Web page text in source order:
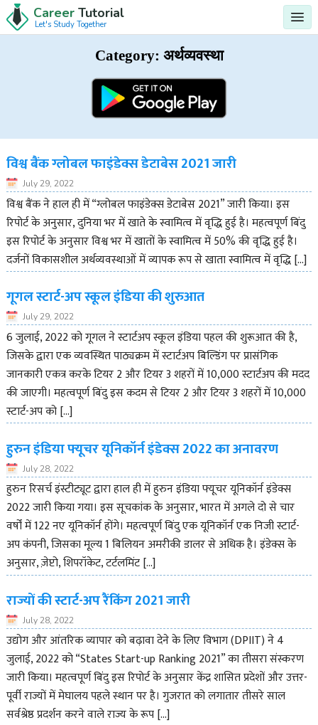
Career Tutorial
Let's Study Together
Category: अर्थव्यवस्था
विश्व बैंक ग्लोबल फाइंडेक्स डेटाबेस 2021 जारी
July 29, 2022
विश्व बैंक ने हाल ही में “ग्लोबल फाइंडेक्स डेटाबेस 2021” जारी किया। इस
रिपोर्ट के अनुसार, दुनिया भर में खाते के स्वामित्व में वृद्धि हुई है। महत्वपूर्ण बिंदु
इस रिपोर्ट के अनुसार विश्व भर में खातों के स्वामित्व में 50% की वृद्धि हुई है।
दर्जनों विकासशील अर्थव्यवस्थाओं में व्यापक रूप से खाता स्वामित्व में वृद्धि […]
गूगल स्टार्ट-अप स्कूल इंडिया की शुरुआत
July 29, 2022
6 जुलाई, 2022 को गूगल ने स्टार्टअप स्कूल इंडिया पहल की शुरूआत की है,
जिसके द्वारा एक व्यवस्थित पाठ्यक्रम में स्टार्टअप बिल्डिंग पर प्रासंगिक
जानकारी एकत्र करके टियर 2 और टियर 3 शहरों में 10,000 स्टार्टअप की मदद
की जाएगी। महत्वपूर्ण बिंदु इस कदम से टियर 2 और टियर 3 शहरों में 10,000
स्टार्ट-अप को […]
हुरुन इंडिया फ्यूचर यूनिकॉर्न इंडेक्स 2022 का अनावरण
July 28, 2022
हुरुन रिसर्च इंस्टीट्यूट द्वारा हाल ही में हुरुन इंडिया फ्यूचर यूनिकॉर्न इंडेक्स
2022 जारी किया गया। इस सूचकांक के अनुसार, भारत में अगले दो से चार
वर्षों में 122 नए यूनिकॉर्न होंगे। महत्वपूर्ण बिंदु एक यूनिकॉर्न एक निजी स्टार्ट-
अप कंपनी, जिसका मूल्य 1 बिलियन अमरीकी डालर से अधिक है। इंडेक्स के
अनुसार, ज़ेप्टो, शिपरॉकेट, टर्टलमिंट […]
राज्यों की स्टार्ट-अप रैंकिंग 2021 जारी
July 28, 2022
उद्योग और आंतरिक व्यापार को बढ़ावा देने के लिए विभाग (DPIIT) ने 4
जुलाई, 2022 को “States Start-up Ranking 2021” का तीसरा संस्करण
जारी किया। महत्वपूर्ण बिंदु इस रिपोर्ट के अनुसार केंद्र शासित प्रदेशों और उत्तर-
पूर्वी राज्यों में मेघालय पहले स्थान पर है। गुजरात को लगातार तीसरे साल
सर्वश्रेष्ठ प्रदर्शन करने वाले राज्य के रूप […]